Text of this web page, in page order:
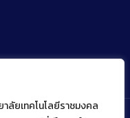
าลัยเทคโนโลยีราชมงคล